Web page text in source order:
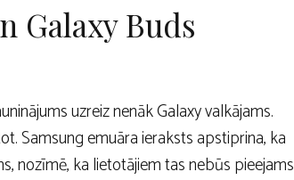
Galaxy Buds
uzreiz nenāk Galaxy valkājams.
Samsung emuāra ieraksts apstiprina, ka
nozīmē, ka lietotājiem tas nebūs pieejams